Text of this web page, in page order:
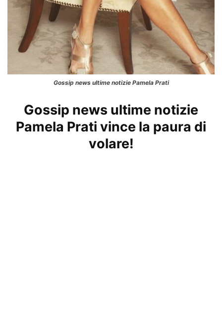
Gossip news ultime notizie Pamela Prati
Gossip news ultime notizie
Pamela Prati vince la paura di
volare!